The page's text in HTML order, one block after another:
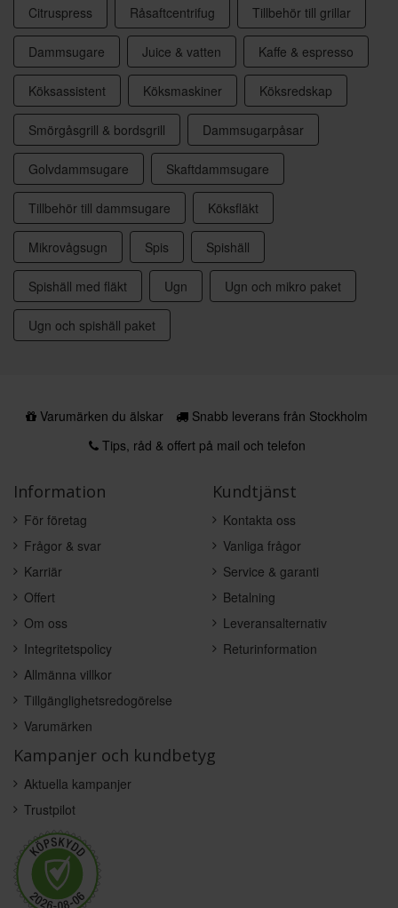
Citruspress Råsaftcentrifug Tillbehör till grillar
Dammsugare Juice & vatten Kaffe & espresso
Köksassistent Köksmaskiner Köksredskap
Smörgåsgrill & bordsgrill Dammsugarpåsar
Golvdammsugare Skaftdammsugare
Tillbehör till dammsugare Köksfläkt
Mikrovågsugn Spis Spishäll
Spishäll med fläkt Ugn Ugn och mikro paket
Ugn och spishäll paket
Varumärken du älskar
Snabb leverans från Stockholm
Tips, råd & offert på mail och telefon
Information
För företag
Frågor & svar
Karriär
Offert
Om oss
Integritetspolicy
Allmänna villkor
Tillgänglighetsredogörelse
Varumärken
Kundtjänst
Kontakta oss
Vanliga frågor
Service & garanti
Betalning
Leveransalternativ
Returinformation
Kampanjer och kundbetyg
Aktuella kampanjer
Trustpilot